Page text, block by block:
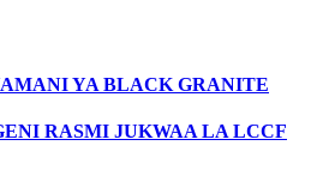
YA BLACK GRANITE
RASMI JUKWAA LA LCCF